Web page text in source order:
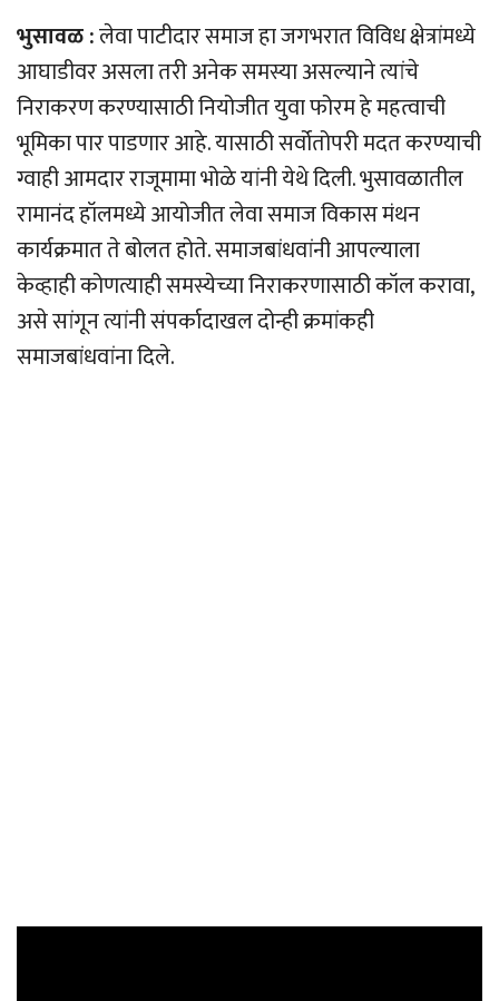
भुसावळ :लेवा पाटीदार समाज हा जगभरात विविध क्षेत्रांमध्ये
आघाडीवर असला तरी अनेक समस्या असल्याने त्यांचे
निराकरण करण्यासाठी नियोजीत युवा फोरम हे महत्वाची
भूमिका पार पाडणार आहे. यासाठी सर्वोतोपरी मदत करण्याची
ग्वाही आमदार राजूमामा भोळे यांनी येथे दिली. भुसावळातील
रामानंद हॉलमध्ये आयोजीत लेवा समाज विकास मंथन
कार्यक्रमात ते बोलत होते. समाजबांधवांनी आपल्याला
केव्हाही कोणत्याही समस्येच्या निराकरणासाठी कॉल करावा,
असे सांगून त्यांनी संपर्कादाखल दोन्ही क्रमांकही
समाजबांधवांना दिले.